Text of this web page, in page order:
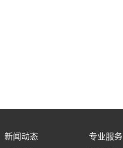
新闻动态 专业服务